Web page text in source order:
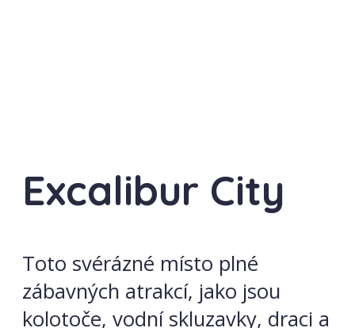
Excalibur City
Toto svérázné místo plné
zábavných atrakcí, jako jsou
kolotoče, vodní skluzavky, draci a